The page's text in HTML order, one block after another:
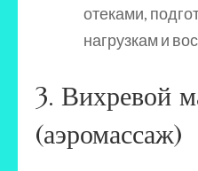
отеками,
нагрузкам и
3. Вихревой
(аэромассаж)